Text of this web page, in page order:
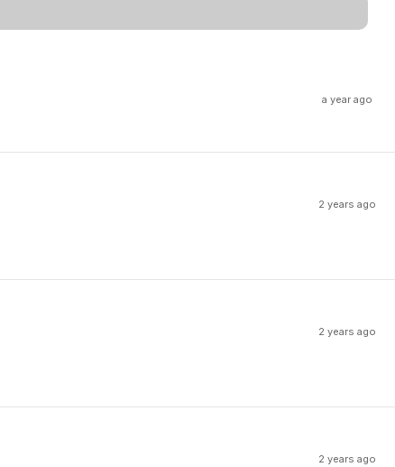
a year ago
2 years ago
2 years ago
2 years ago